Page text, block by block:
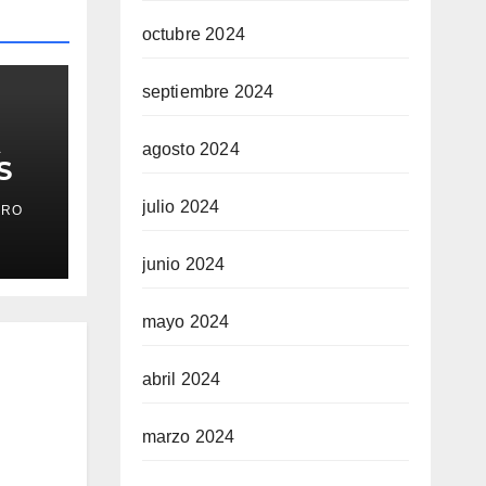
octubre 2024
septiembre 2024
agosto 2024
julio 2024
junio 2024
mayo 2024
abril 2024
marzo 2024